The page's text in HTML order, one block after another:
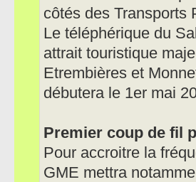
côtés des Transports
Le téléphérique du
attrait touristique
Etrembières et
débutera le 1er mai
Premier coup de fil
Pour accroitre la
GME mettra